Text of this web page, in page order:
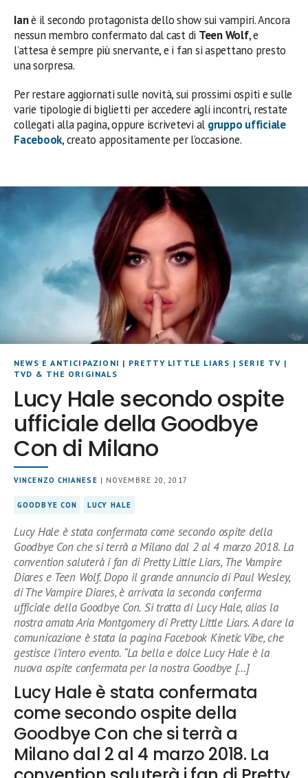
Ianè il secondo protagonista dello show sui vampiri. Ancora
nessun membro confermato dal cast di Teen Wolf, e
l’attesa è sempre più snervante, e i fan si aspettano presto
una sorpresa.
Per restare aggiornati sulle novità, sui prossimi ospiti e sulle
varie tipologie di biglietti per accedere agli incontri, restate
collegati alla pagina, oppure iscrivetevi al gruppo ufficiale
Facebook, creato appositamente per l’occasione.
NEWS E ANTICIPAZIONI | PRETTY LITTLE LIARS | SERIE TV |
TVD & THE ORIGINALS
Lucy Hale secondo ospite
ufficiale della Goodbye
Con di Milano
VINCENZO CHIANESE | NOVEMBRE 20, 2017
GOODBYE CON LUCY HALE
Lucy Hale è stata confermata come secondo ospite della
Goodbye Con che si terrà a Milano dal 2 al 4 marzo 2018. La
convention saluterà i fan di Pretty Little Liars, The Vampire
Diares e Teen Wolf. Dopo il grande annuncio di Paul Wesley,
di The Vampire Diares, è arrivata la seconda conferma
ufficiale della Goodbye Con. Si tratta di Lucy Hale, alias la
nostra amata Aria Montgomery di Pretty Little Liars. A dare la
comunicazione è stata la pagina Facebook Kinetic Vibe, che
gestisce l’intero evento. “La bella e dolce Lucy Hale è la
nuova ospite confermata per la nostra Goodbye […]
Lucy Hale è stata confermata
come secondo ospite della
Goodbye Con che si terrà a
Milano dal 2 al 4 marzo 2018. La